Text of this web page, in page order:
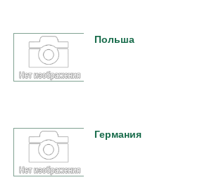
Польша
Германия